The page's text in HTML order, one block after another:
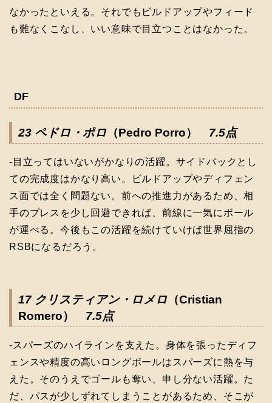
なかったといえる。それでもビルドアップやフィード
も難なくこなし、いい意味で目立つことはなかった。
DF
23 ペドロ・ポロ （Pedro Porro） 7.5点
-目立ってはいないがかなりの活躍。サイドバックとし
ての完成度はかなり高い。ビルドアップやディフェン
ス面では全く問題ない。前への推進力があるため、相
手のプレスを少し回避できれば、前線に一気にボール
が運べる。今後もこの活躍を続けていけば世界屈指の
RSBになるだろう。
17 クリスティアン・ロメロ （Cristian
Romero） 7.5点
-スパーズのハイラインを支えた。身体を張ったディフ
ェンスや精度の高いロングボールはスパーズに熱を与
えた。そのうえでゴールも奪い、申し分ない活躍。た
だ、パスが少しずれてしまうことがあるため、そこが